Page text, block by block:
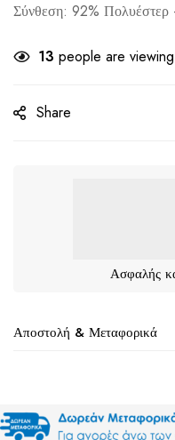
Σύνθεση: 92%
13 people are
Share
Ασφαλής
Αποστολή & Μεταφορικά